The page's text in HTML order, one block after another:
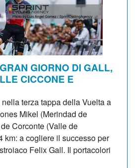
GIORNO DI GALL,
CICCONE E
terza tappa della Vuelta a
Mikel (Merindad de
Corconte (Valle de
km: a cogliere il successo per
Felix Gall. Il portacolori